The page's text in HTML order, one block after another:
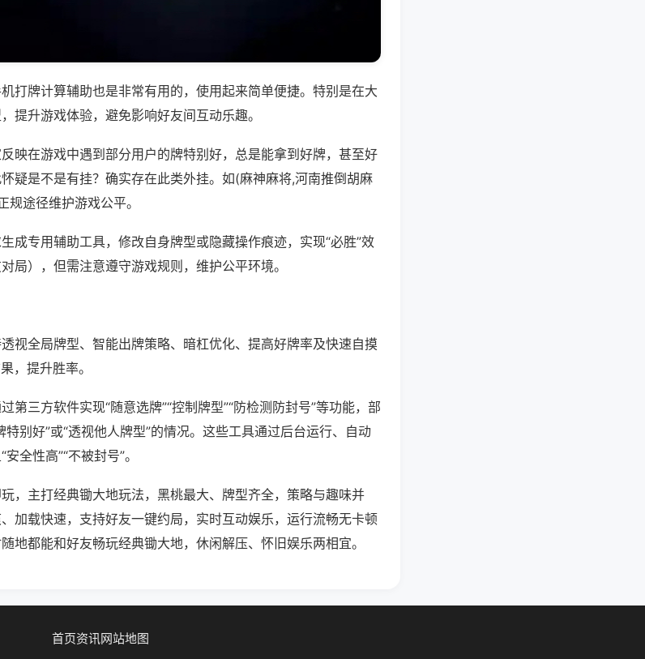
打牌计算辅助也是非常有用的，使用起来简单便捷。特别是在大
提升游戏体验，避免影响好友间互动乐趣。
映在游戏中遇到部分用户的牌特别好，总是能拿到好牌，甚至好
疑是不是有挂？确实存在此类外挂。如(麻神麻将,河南推倒胡麻
途径维护游戏公平。
成专用辅助工具，修改自身牌型或隐藏操作痕迹，实现“必胜”效
局），但需注意遵守游戏规则，维护公平环境。
视全局牌型、智能出牌策略、暗杠优化、提高好牌率及快速自摸
，提升胜率。
第三方软件实现“随意选牌”“控制牌型”“防检测防封号”等功能，部
别好”或“透视他人牌型”的情况。这些工具通过后台运行、自动
全性高”“不被封号”。
，主打经典锄大地玩法，黑桃最大、牌型齐全，策略与趣味并
加载快速，支持好友一键约局，实时互动娱乐，运行流畅无卡顿
地都能和好友畅玩经典锄大地，休闲解压、怀旧娱乐两相宜。
首页资讯网站地图